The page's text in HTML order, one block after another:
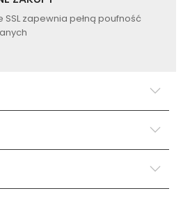
SSL zapewnia pełną poufność